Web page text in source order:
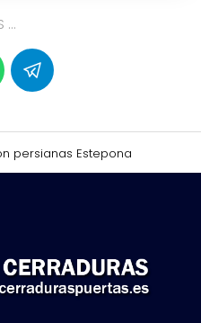
...
persianas Estepona